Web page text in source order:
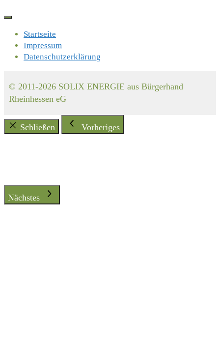
Startseite
Impressum
Datenschutzerklärung
© 2011-2026 SOLIX ENERGIE aus Bürgerhand
Rheinhessen eG
Schließen Vorheriges
Nächstes